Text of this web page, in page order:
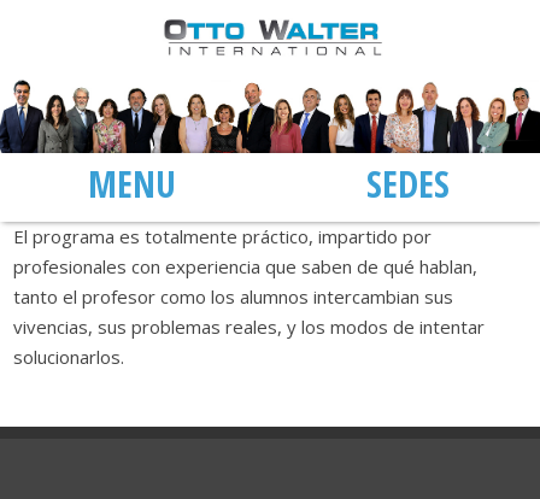
MENÚ SEDES
El programa es totalmente práctico, impartido por
profesionales con experiencia que saben de qué hablan,
tanto el profesor como los alumnos intercambian sus
vivencias, sus problemas reales, y los modos de intentar
solucionarlos.